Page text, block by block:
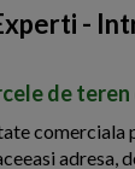
-
de
comerciala